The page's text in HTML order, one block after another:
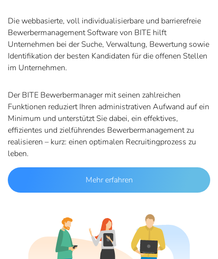
Die webbasierte, voll individualisierbare und barrierefreie
Bewerbermanagement Software von BITE hilft
Unternehmen bei der Suche, Verwaltung, Bewertung sowie
Identifikation der besten Kandidaten für die offenen Stellen
im Unternehmen.
Der BITE Bewerbermanager mit seinen zahlreichen
Funktionen reduziert Ihren administrativen Aufwand auf ein
Minimum und unterstützt Sie dabei, ein effektives,
effizientes und zielführendes Bewerbermanagement zu
realisieren – kurz: einen optimalen Recruitingprozess zu
leben.
Mehr erfahren